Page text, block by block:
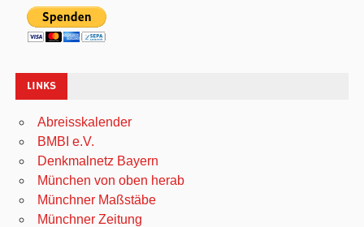
LINKS
Abreisskalender
BMBI e.V.
Denkmalnetz Bayern
München von oben herab
Münchner Maßstäbe
Münchner Zeitung